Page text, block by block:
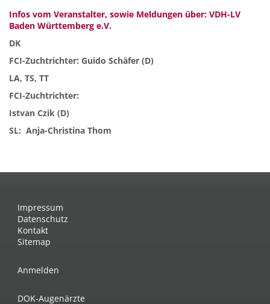
Infos vom Veranstalter, sowie Meldungen über: VDH-LV
Baden Württemberg e.V.
DK
FCI-Zuchtrichter: Guido Schäfer (D)
LA, TS, TT
FCI-Zuchtrichter:
Istvan Czik (D)
SL: Anja-Christina Thom
Impressum
Datenschutz
Kontakt
Sitemap
Anmelden
DOK-Augenärzte